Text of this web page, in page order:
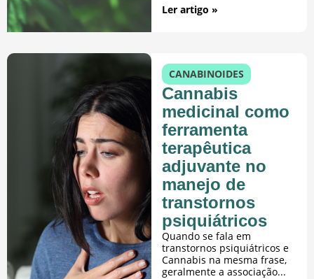
Ler artigo »
CANABINOIDES
Cannabis
medicinal como
ferramenta
terapêutica
adjuvante no
manejo de
transtornos
psiquiátricos
Quando se fala em
transtornos psiquiátricos e
Cannabis na mesma frase,
geralmente a associação...